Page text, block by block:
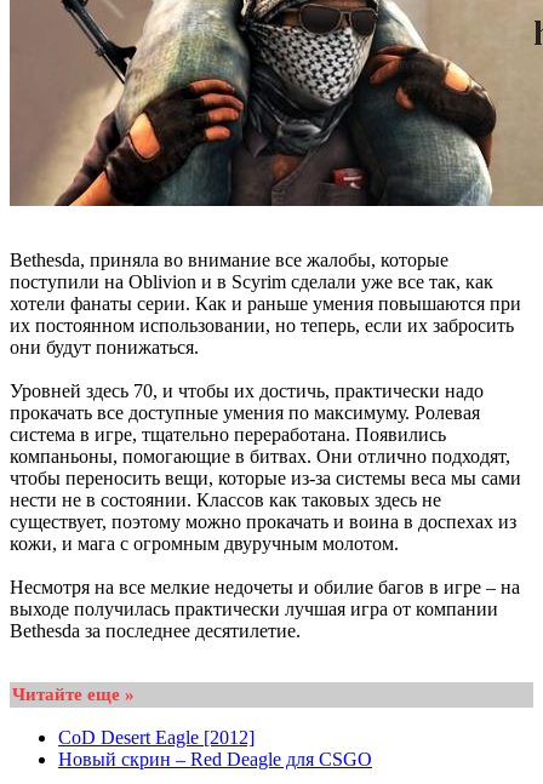
Bethesda, приняла во внимание все жалобы, которые
поступили на Oblivion и в Scyrim сделали уже все так, как
хотели фанаты серии. Как и раньше умения повышаются при
их постоянном использовании, но теперь, если их забросить
они будут понижаться.
Уровней здесь 70, и чтобы их достичь, практически надо
прокачать все доступные умения по максимуму. Ролевая
система в игре, тщательно переработана. Появились
компаньоны, помогающие в битвах. Они отлично подходят,
чтобы переносить вещи, которые из-за системы веса мы сами
нести не в состоянии. Классов как таковых здесь не
существует, поэтому можно прокачать и воина в доспехах из
кожи, и мага с огромным двуручным молотом.
Несмотря на все мелкие недочеты и обилие багов в игре – на
выходе получилась практически лучшая игра от компании
Bethesda за последнее десятилетие.
Читайте еще »
CoD Desert Eagle [2012]
Новый скрин – Red Deagle для CSGO